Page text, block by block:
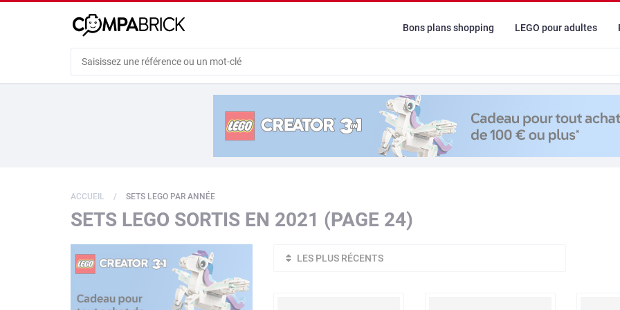
Bons plans shopping LEGO pour adultes
ACCUEIL SETS LEGO PAR ANNÉE
SETS LEGO SORTIS EN 2021 (PAGE 24)
LES PLUS RÉCENTS